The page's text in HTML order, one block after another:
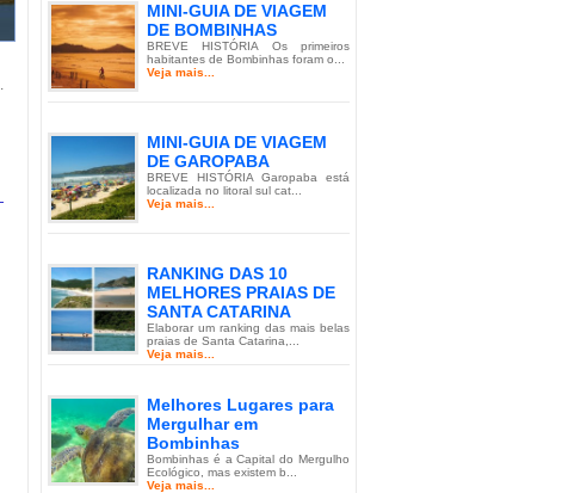
MINI-GUIA DE VIAGEM
DE BOMBINHAS
BREVE HISTÓRIA Os primeiros
habitantes de Bombinhas foram o...
Veja mais...
MINI-GUIA DE VIAGEM
DE GAROPABA
BREVE HISTÓRIA Garopaba está
localizada no litoral sul cat...
Veja mais...
RANKING DAS 10
MELHORES PRAIAS DE
SANTA CATARINA
Elaborar um ranking das mais belas
praias de Santa Catarina,...
Veja mais...
Melhores Lugares para
Mergulhar em
Bombinhas
Bombinhas é a Capital do Mergulho
Ecológico, mas existem b...
Veja mais...